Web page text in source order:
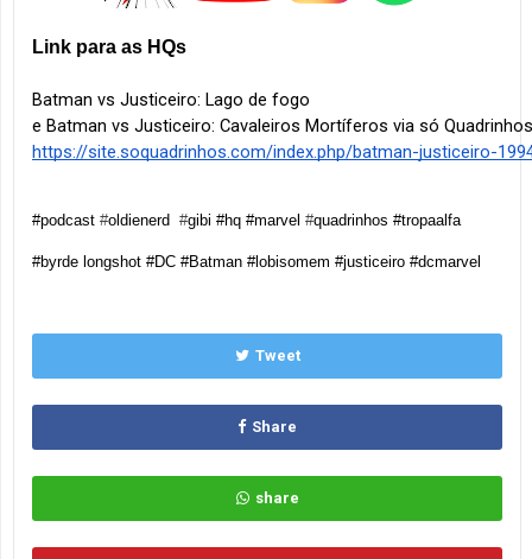
Link para as HQs
Batman vs Justiceiro: Lago de fogo
e Batman vs Justiceiro: Cavaleiros Mortíferos via só
https://site.soquadrinhos.com/index.php/batman-justiceiro-
#podcast #oldienerd #gibi #hq #marvel #quadrinhos #tropaalfa
#byrde longshot #DC #Batman #lobisomem #justiceiro #dcmarvel
Tweet
Share
share